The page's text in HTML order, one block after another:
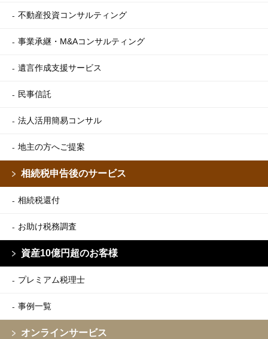
不動産投資コンサルティング
事業承継・M&Aコンサルティング
遺言作成支援サービス
民事信託
法人活用簡易コンサル
地主の方へご提案
相続税申告後のサービス
相続税還付
お助け税務調査
資産10億円超のお客様
プレミアム税理士
事例一覧
オンラインサービス